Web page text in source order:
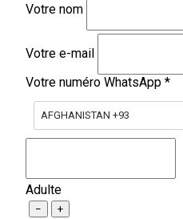
Votre nom
Votre e-mail
Votre numéro WhatsApp *
AFGHANISTAN +93
Adulte
− +